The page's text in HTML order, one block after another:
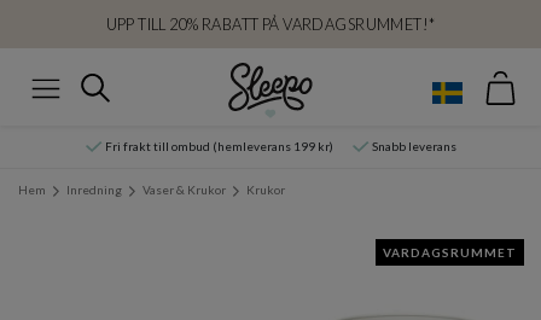
UPP TILL 20% RABATT PÅ VARDAGSRUMMET!*
Sök
Fri frakt till ombud (hemleverans 199 kr) Snabb leverans
Hem Inredning Vaser & Krukor Krukor
VARDAGSRUMMET